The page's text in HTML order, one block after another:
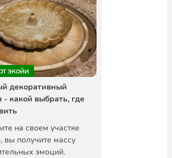
ЭКОЙИ
декоративный
- какой выбрать, где
на своем участке
вы получите массу
эмоций.